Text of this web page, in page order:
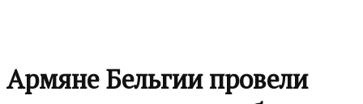
Армяне Бельгии провели